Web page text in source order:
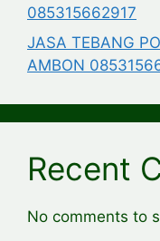
085315662917
JASA TEBANG
AMBON
Recent
No comments to